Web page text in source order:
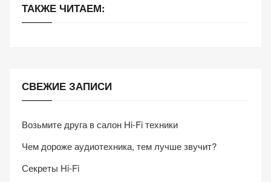
ТАКЖЕ ЧИТАЕМ:
СВЕЖИЕ ЗАПИСИ
Возьмите друга в салон Hi-Fi техники
Чем дороже аудиотехника, тем лучше звучит?
Секреты Hi-Fi